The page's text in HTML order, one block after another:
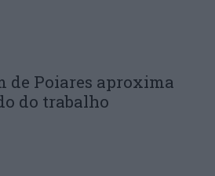
de Poiares aproxima
do trabalho